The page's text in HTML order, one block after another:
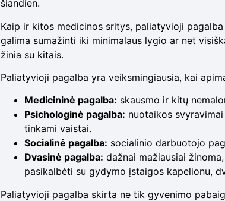
šiandien.
Kaip ir kitos medicinos sritys, paliatyvioji
galima sumažinti iki minimalaus lygio ar net
žinia su kitais.
Paliatyvioji pagalba yra veiksmingiausia, kai
Medicininė pagalba: skausmo ir kitų
Psichologinė pagalba: nuotaikos
tinkami vaistai.
Socialinė pagalba: socialinio darbuotojo
Dvasinė pagalba: dažnai mažiausiai
pasikalbėti su gydymo įstaigos kapelionu,
Paliatyvioji pagalba skirta ne tik gyvenimo